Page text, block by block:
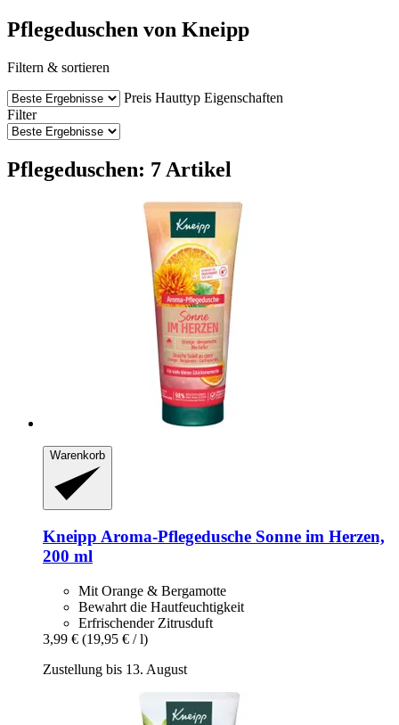
Pflegeduschen von Kneipp
Filtern & sortieren
Preis Hauttyp Eigenschaften
Filter
Pflegeduschen: 7 Artikel
Warenkorb
Kneipp Aroma-​Pflegedusche Sonne im Herzen,
200 ml
Mit Orange & Bergamotte
Bewahrt die Hautfeuchtigkeit
Erfrischender Zitrusduft
3,99 € (19,95 € / l)
Zustellung bis 13. August